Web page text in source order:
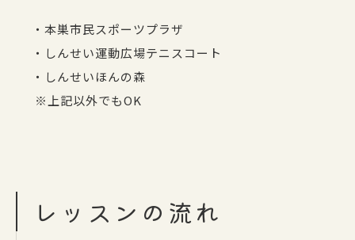
・本巣市民スポーツプラザ
・しんせい運動広場テニスコート
・しんせいほんの森
※上記以外でもOK
レッスンの流れ